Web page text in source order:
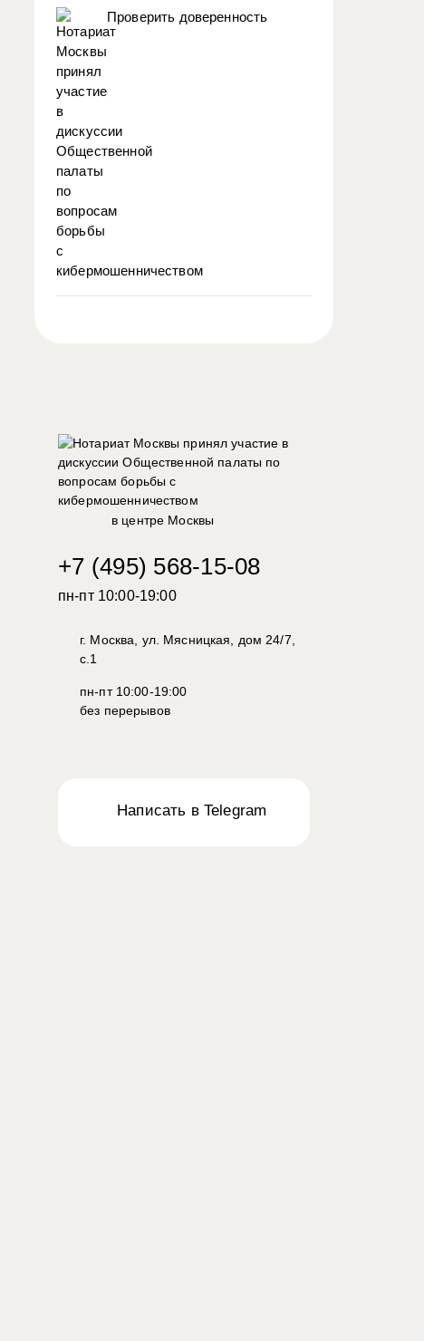
Проверить доверенность
в центре Москвы
+7 (495) 568-15-08
пн-пт 10:00-19:00
г. Москва, ул. Мясницкая, дом 24/7,
с.1
пн-пт 10:00-19:00
без перерывов
Написать в Telegram